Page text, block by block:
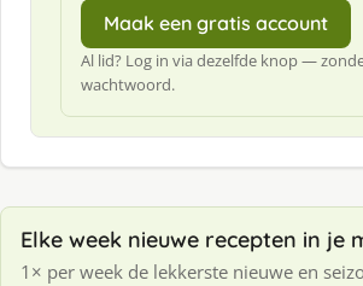
Maak een gratis account
Al lid? Log in via dezelfde knop —
wachtwoord.
Elke week nieuwe recepten in je
1× per week de lekkerste nieuwe en